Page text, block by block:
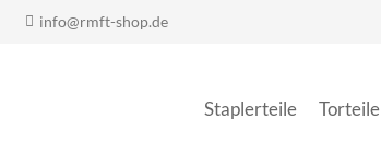
info@rmft-shop.de
Staplerteile Torteile